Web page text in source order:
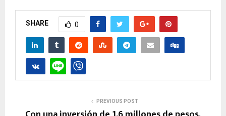
SHARE 0
PREVIOUS POST